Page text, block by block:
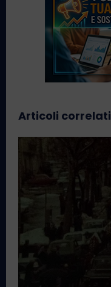
Articoli correlati